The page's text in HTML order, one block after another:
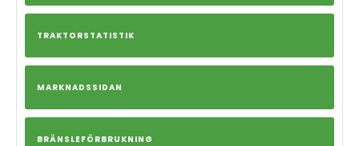
TRAKTORSTATISTIK
MARKNADSSIDAN
BRÄNSLEFÖRBRUKNING